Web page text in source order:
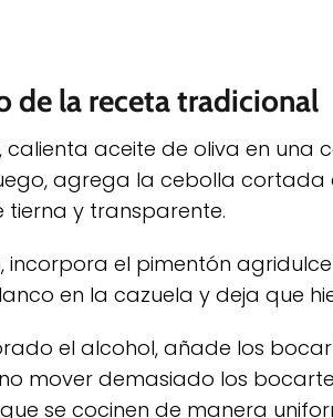
de la receta tradicional
calienta aceite de oliva en una
agrega la cebolla
tierna y transparente.
incorpora el pimentón
en la cazuela y deja que
el alcohol, añade los
mover demasiado los
se cocinen de manera